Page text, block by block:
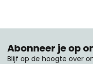
Abonneer je op
Blijf op de hoogte over